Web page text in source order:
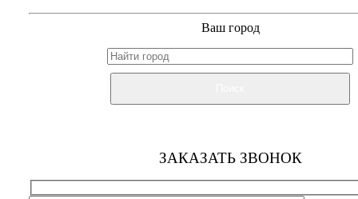
Ваш город
ЗАКАЗАТЬ ЗВОНОК